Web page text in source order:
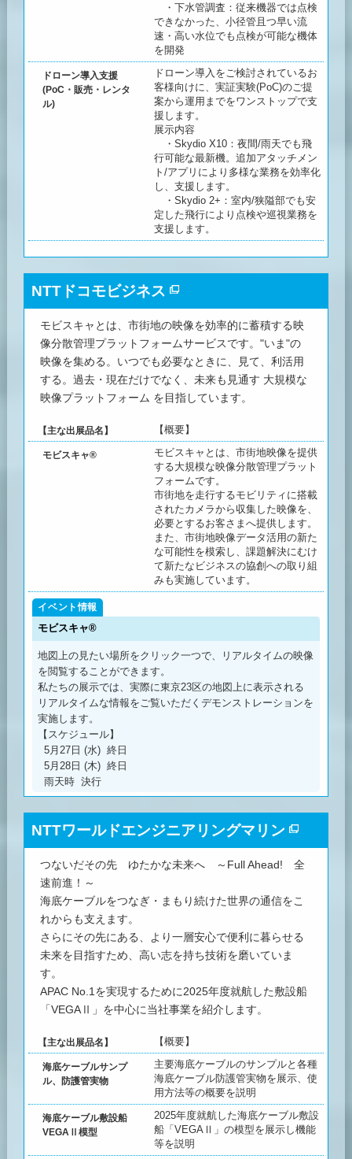
・下水管調査：従来機器では点検
できなかった、小径管且つ早い流
速・高い水位でも点検が可能な機体
を開発
ドローン導入支援
(PoC・販売・レンタ
ル)
ドローン導入をご検討されているお
客様向けに、実証実験(PoC)のご提
案から運用までをワンストップで支
援します。
展示内容
・Skydio X10：夜間/雨天でも飛
行可能な最新機。追加アタッチメン
ト/アプリにより多様な業務を効率化
し、支援します。
・Skydio 2+：室内/狭隘部でも安
定した飛行により点検や巡視業務を
支援します。
NTTドコモビジネス
モビスキャとは、市街地の映像を効率的に蓄積する映
像分散管理プラットフォームサービスです。"いま"の
映像を集める。いつでも必要なときに、見て、利活用
する。過去・現在だけでなく、未来も見通す 大規模な
映像プラットフォーム を目指しています。
【主な出展品名】 【概要】
モビスキャ®
モビスキャとは、市街地映像を提供
する大規模な映像分散管理プラット
フォームです。
市街地を走行するモビリティに搭載
されたカメラから収集した映像を、
必要とするお客さまへ提供します。
また、市街地映像データ活用の新た
な可能性を模索し、課題解決にむけ
て新たなビジネスの協創への取り組
みも実施しています。
モビスキャ®
地図上の見たい場所をクリック一つで、リアルタイムの映像
を閲覧することができます。
私たちの展示では、実際に東京23区の地図上に表示される
リアルタイムな情報をご覧いただくデモンストレーションを
実施します。
【スケジュール】
5月27日 (水) 終日
5月28日 (木) 終日
雨天時 決行
NTTワールドエンジニアリングマリン
つないだその先 ゆたかな未来へ ～Full Ahead! 全
速前進！～
海底ケーブルをつなぎ・まもり続けた世界の通信をこ
れからも支えます。
さらにその先にある、より一層安心で便利に暮らせる
未来を目指すため、高い志を持ち技術を磨いていま
す。
APAC No.1を実現するために2025年度就航した敷設船
「VEGAⅡ」を中心に当社事業を紹介します。
【主な出展品名】 【概要】
海底ケーブルサンプ
ル、防護管実物
主要海底ケーブルのサンプルと各種
海底ケーブル防護管実物を展示、使
用方法等の概要を説明
海底ケーブル敷設船
VEGAⅡ模型
2025年度就航した海底ケーブル敷設
船「VEGAⅡ」の模型を展示し機能
等を説明